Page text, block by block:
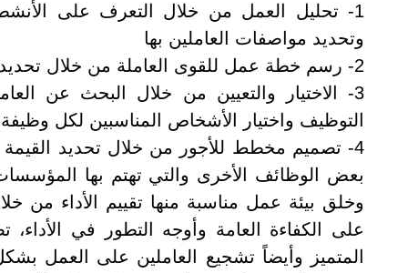
1- تحليل العمل من خلال التعرف على
وتحديد مواصفات العاملين بها
2- رسم خطة عمل للقوى العاملة من خلال تحديد احتياجات المؤسسة من أنواع وأعداد العاملين،
3- الاختيار والتعيين من خلال البحث عن
التوظيف واختيار الأشخاص المناسبين لكل
4- تصميم مخطط للأجور من خلال تحديد القيمة
بعض الوظائف الأخرى والتي تهتم بها
وخلق بيئة عمل مناسبة منها تقييم الأداء
على الكفاءة العامة وأوجه التطور في
المتميز وأيضاً تشجيع العاملين على العمل